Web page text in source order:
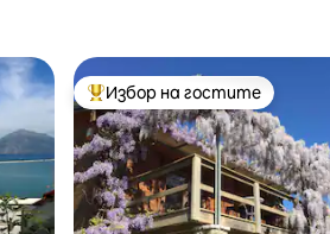
Най-популярен избор на
Избор на гостите